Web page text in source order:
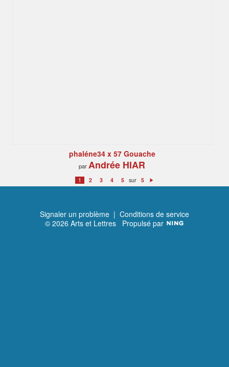
phaléne34 x 57 Gouache
parAndrée HIAR
1 2 3 4 5 sur 5
Suivant
Signaler un problème | Conditions de service
© 2026 Arts et Lettres Propulsé par